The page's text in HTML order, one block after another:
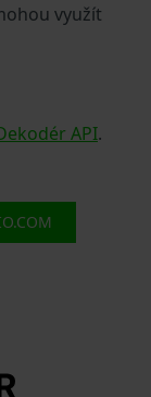
využít
API.